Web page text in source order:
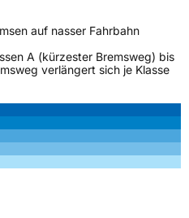
auf nasser Fahrbahn
A (kürzester Bremsweg) bis
verlängert sich je Klasse